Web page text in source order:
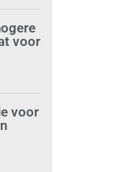
voor
voor